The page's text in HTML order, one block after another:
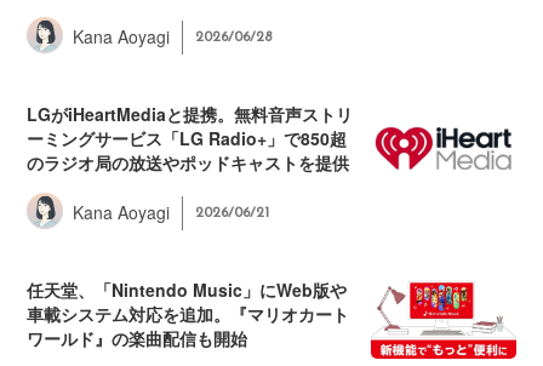
Kana Aoyagi 2026/06/28
LGがiHeartMediaと提携。無料音声ストリ
ーミングサービス「LG Radio+」で850超
のラジオ局の放送やポッドキャストを提供
Kana Aoyagi 2026/06/21
任天堂、「Nintendo Music」にWeb版や
車載システム対応を追加。『マリオカート
ワールド』の楽曲配信も開始